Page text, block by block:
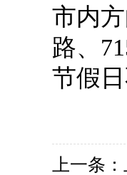
市内
路、
节假
上一条